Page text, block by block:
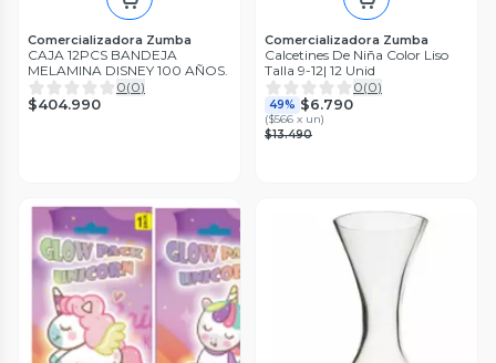
Comercializadora Zumba
CAJA 12PCS BANDEJA
MELAMINA DISNEY 100 AÑOS.
0(0)
$404.990
Comercializadora Zumba
Calcetines De Niña Color Liso
Talla 9-12| 12 Unid
0(0)
49% $6.790
($566 x un)
$13.490